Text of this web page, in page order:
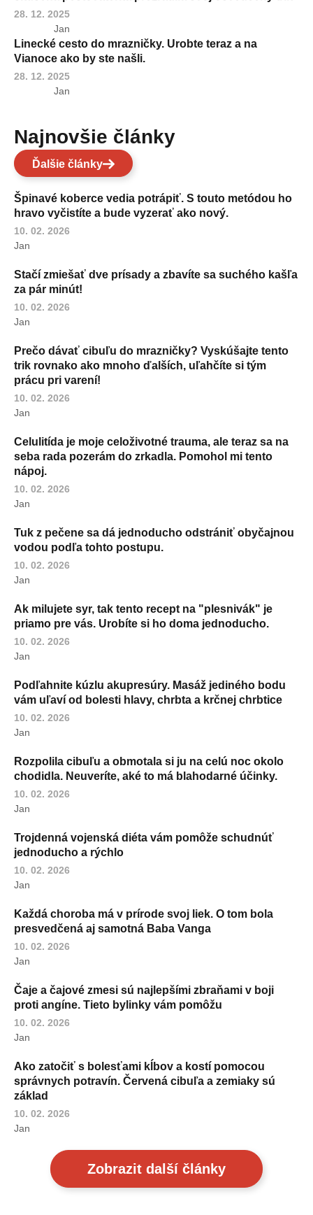
28. 12. 2025
Jan
Linecké cesto do mrazničky. Urobte teraz a na
Vianoce ako by ste našli.
28. 12. 2025
Jan
Najnovšie články
Ďalšie články
Špinavé koberce vedia potrápiť. S touto metódou ho
hravo vyčistíte a bude vyzerať ako nový.
10. 02. 2026
Jan
Stačí zmiešať dve prísady a zbavíte sa suchého kašľa
za pár minút!
10. 02. 2026
Jan
Prečo dávať cibuľu do mrazničky? Vyskúšajte tento
trik rovnako ako mnoho ďalších, uľahčíte si tým
prácu pri varení!
10. 02. 2026
Jan
Celulitída je moje celoživotné trauma, ale teraz sa na
seba rada pozerám do zrkadla. Pomohol mi tento
nápoj.
10. 02. 2026
Jan
Tuk z pečene sa dá jednoducho odstrániť obyčajnou
vodou podľa tohto postupu.
10. 02. 2026
Jan
Ak milujete syr, tak tento recept na "plesnivák" je
priamo pre vás. Urobíte si ho doma jednoducho.
10. 02. 2026
Jan
Podľahnite kúzlu akupresúry. Masáž jediného bodu
vám uľaví od bolesti hlavy, chrbta a krčnej chrbtice
10. 02. 2026
Jan
Rozpolila cibuľu a obmotala si ju na celú noc okolo
chodidla. Neuveríte, aké to má blahodarné účinky.
10. 02. 2026
Jan
Trojdenná vojenská diéta vám pomôže schudnúť
jednoducho a rýchlo
10. 02. 2026
Jan
Každá choroba má v prírode svoj liek. O tom bola
presvedčená aj samotná Baba Vanga
10. 02. 2026
Jan
Čaje a čajové zmesi sú najlepšími zbraňami v boji
proti angíne. Tieto bylinky vám pomôžu
10. 02. 2026
Jan
Ako zatočiť s bolesťami kĺbov a kostí pomocou
správnych potravín. Červená cibuľa a zemiaky sú
základ
10. 02. 2026
Jan
Zobrazit další články